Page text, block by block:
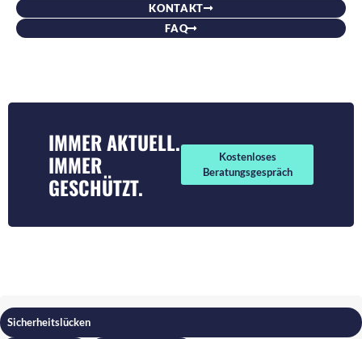
KONTAKT
FAQ
IMMER AKTUELL.
IMMER
GESCHÜTZT.
Kostenloses
Beratungsgespräch
Sicherheitslücken